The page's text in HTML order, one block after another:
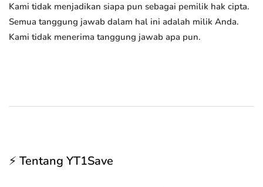
Kami tidak menjadikan siapa pun sebagai pemilik hak cipta.
Semua tanggung jawab dalam hal ini adalah milik Anda.
Kami tidak menerima tanggung jawab apa pun.
⚡ Tentang YT1Save